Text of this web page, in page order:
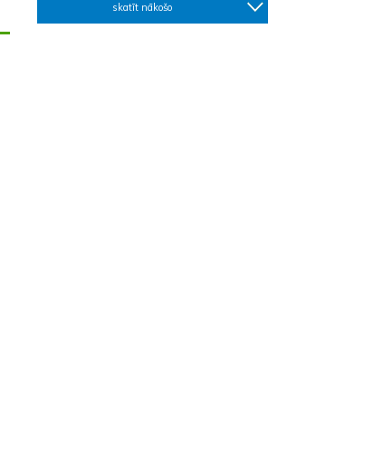
skatīt nākošo